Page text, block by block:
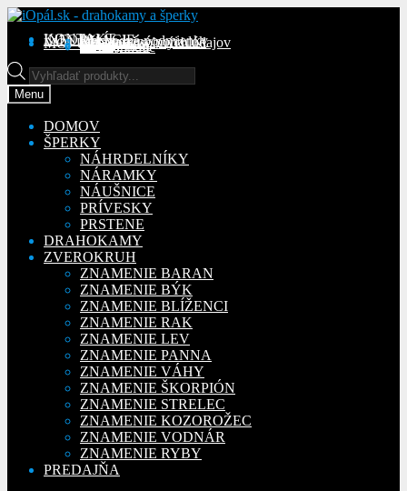
Preskočiť
navigáciu
Preskočiť
obsah
KONTAKT
INFORMÁCIE
Obchodné podmienky
Reklamačný poriadok
Ochrana osobných údajov
MÔJ ÚČETObjednávky
Adresy
Detaily účtu
Na stiahnutie
Products
search
Menu
DOMOV
ŠPERKY
NÁHRDELNÍKY
NÁRAMKY
NÁUŠNICE
PRÍVESKY
PRSTENE
DRAHOKAMY
ZVEROKRUH
ZNAMENIE BARAN
ZNAMENIE BÝK
ZNAMENIE BLÍŽENCI
ZNAMENIE RAK
ZNAMENIE LEV
ZNAMENIE PANNA
ZNAMENIE VÁHY
ZNAMENIE ŠKORPIÓN
ZNAMENIE STRELEC
ZNAMENIE KOZOROŽEC
ZNAMENIE VODNÁR
ZNAMENIE RYBY
PREDAJŇA